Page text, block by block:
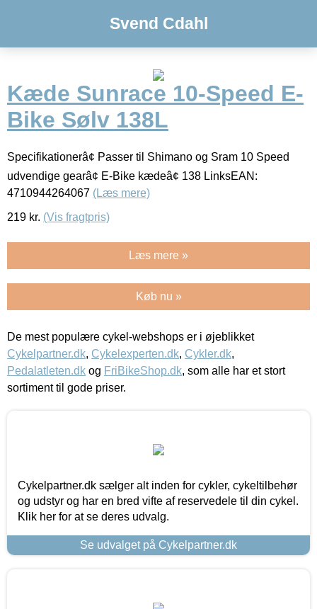
Svend Cdahl
Kæde Sunrace 10-Speed E-
Bike Sølv 138L
Specifikationerâ¢ Passer til Shimano og Sram 10 Speed
udvendige gearâ¢ E-Bike kædeâ¢ 138 LinksEAN:
4710944264067 (Læs mere)
219 kr. (Vis fragtpris)
Læs mere »
Køb nu »
De mest populære cykel-webshops er i øjeblikket
Cykelpartner.dk, Cykelexperten.dk, Cykler.dk,
Pedalatleten.dk og FriBikeShop.dk, som alle har et stort
sortiment til gode priser.
Cykelpartner.dk sælger alt inden for cykler, cykeltilbehør
og udstyr og har en bred vifte af reservedele til din cykel.
Klik her for at se deres udvalg.
Se udvalget på Cykelpartner.dk